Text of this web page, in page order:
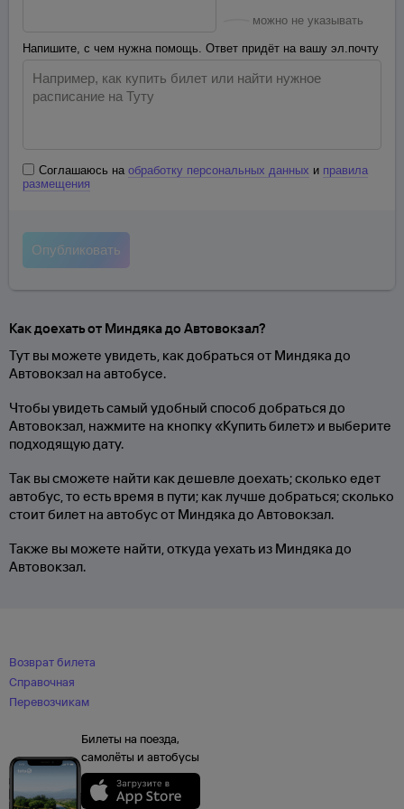
можно не указывать
Напишите, с чем нужна помощь. Ответ придёт на вашу эл.почту
Соглашаюсь на обработку персональных данных и правила
размещения
Как доехать от Миндяка до Автовокзал?
Тут вы можете увидеть, как добраться от Миндяка до
Автовокзал на автобусе.
Чтобы увидеть самый удобный способ добраться до
Автовокзал, нажмите на кнопку «Купить билет» и выберите
подходящую дату.
Так вы сможете найти как дешевле доехать; сколько едет
автобус, то есть время в пути; как лучше добраться; сколько
стоит билет на автобус от Миндяка до Автовокзал.
Также вы можете найти, откуда уехать из Миндяка до
Автовокзал.
Возврат билета
Справочная
Перевозчикам
Билеты на поезда,
самолёты и автобусы